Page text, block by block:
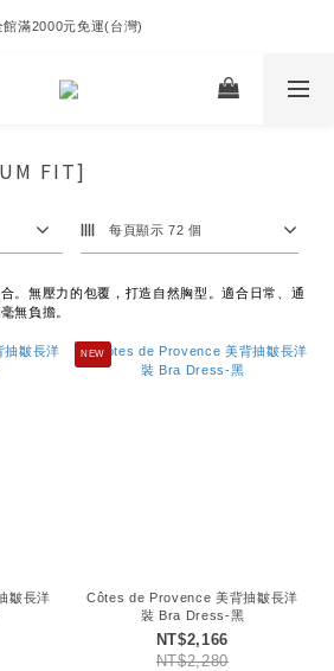
館滿2000元免運(台灣)
FIT]
每頁顯示 72 個
。無壓力的包覆，打造自然胸型。適合日常、通
無負擔。
皺長洋
NEW
Côtes de Provence 美背抽皺長洋
裝 Bra Dress-黑
NT$2,166
NT$2,280